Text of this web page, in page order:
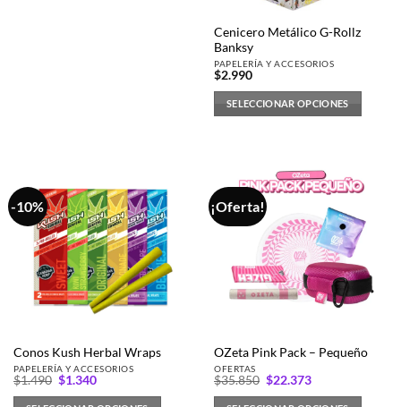
Cenicero Metálico G-Rollz
Banksy
PAPELERÍA Y ACCESORIOS
$2.990
SELECCIONAR OPCIONES
múltiples
variantes.
Las
pueden
elegir
página
de
producto
-10%
Conos Kush Herbal Wraps
PAPELERÍA Y ACCESORIOS
$1.490 El
original
$1.340El
actual
¡Oferta!
OZeta Pink Pack – Pequeño
OFERTAS
$35.850 El
original
$22.373El
actual